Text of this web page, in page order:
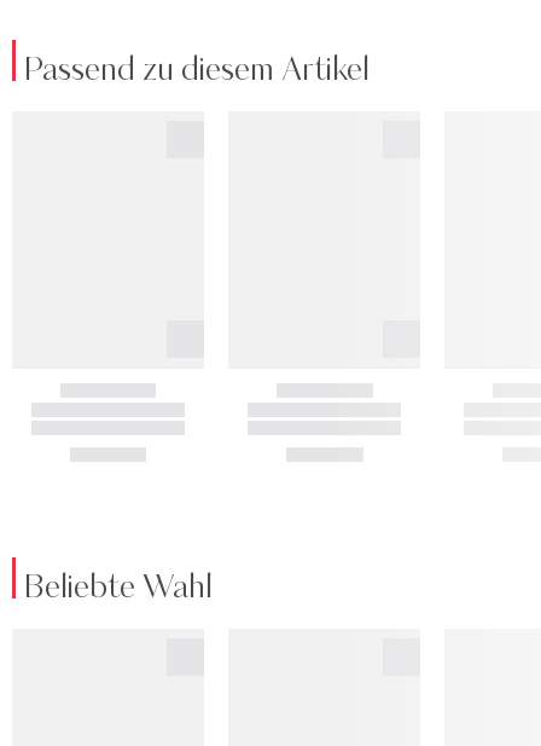
Passend zu diesem Artikel
Beliebte Wahl